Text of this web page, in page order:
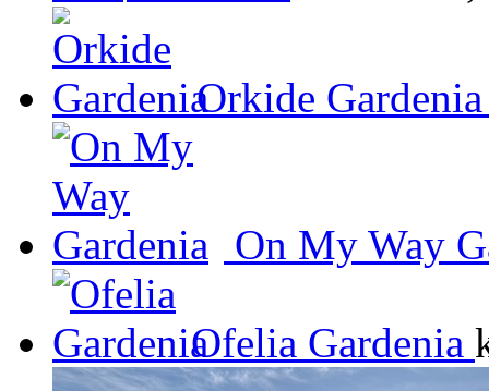
Orkide Gardenia
On My Way
Ofelia Gardenia